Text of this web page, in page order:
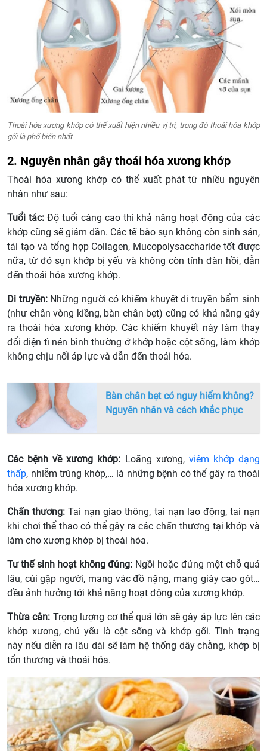
Thoái hóa xương khớp có thể xuất hiện nhiều vị trí, trong đó thoái hóa khớp
gối là phổ biến nhất
2. Nguyên nhân gây thoái hóa xương khớp
Thoái hóa xương khớp có thể xuất phát từ nhiều nguyên
nhân như sau:
Tuổi tác: Độ tuổi càng cao thì khả năng hoạt động của các
khớp cũng sẽ giảm dần. Các tế bào sụn không còn sinh sản,
tái tạo và tổng hợp Collagen, Mucopolysaccharide tốt được
nữa, từ đó sụn khớp bị yếu và không còn tính đàn hồi, dẫn
đến thoái hóa xương khớp.
Di truyền:Những người có khiếm khuyết di truyền bẩm sinh
(như chân vòng kiềng, bàn chân bẹt) cũng có khả năng gây
ra thoái hóa xương khớp. Các khiếm khuyết này làm thay
đổi diện tì nén bình thường ở khớp hoặc cột sống, làm khớp
không chịu nổi áp lực và dẫn đến thoái hóa.
Bàn chân bẹt có nguy hiểm không?
Nguyên nhân và cách khắc phục
Các bệnh về xương khớp: Loãng xương, viêm khớp dạng
thấp, nhiễm trùng khớp,… là những bệnh có thể gây ra thoái
hóa xương khớp.
Chấn thương: Tai nạn giao thông, tai nạn lao động, tai nạn
khi chơi thể thao có thể gây ra các chấn thương tại khớp và
làm cho xương khớp bị thoái hóa.
Tư thế sinh hoạt không đúng: Ngồi hoặc đứng một chỗ quá
lâu, cúi gập người, mang vác đồ nặng, mang giày cao gót…
đều ảnh hưởng tới khả năng hoạt động của xương khớp.
Thừa cân: Trọng lượng cơ thể quá lớn sẽ gây áp lực lên các
khớp xương, chủ yếu là cột sống và khớp gối. Tình trạng
này nếu diễn ra lâu dài sẽ làm hệ thống dây chằng, khớp bị
tổn thương và thoái hóa.